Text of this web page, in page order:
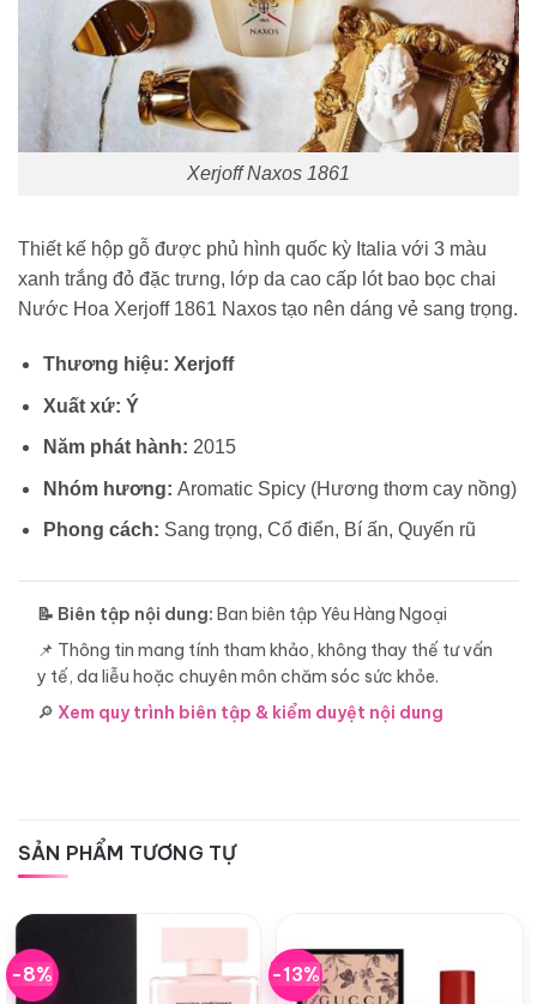
Xerjoff Naxos 1861
Thiết kế hộp gỗ được phủ hình quốc kỳ Italia với 3 màu
xanh trắng đỏ đặc trưng, lớp da cao cấp lót bao bọc chai
Nước Hoa Xerjoff 1861 Naxos tạo nên dáng vẻ sang trọng.
Thương hiệu: Xerjoff
Xuất xứ: Ý
Năm phát hành: 2015
Nhóm hương: Aromatic Spicy (Hương thơm cay nồng)
Phong cách: Sang trọng, Cổ điển, Bí ấn, Quyến rũ
📝 Biên tập nội dung: Ban biên tập Yêu Hàng Ngoại
📌 Thông tin mang tính tham khảo, không thay thế tư vấn
y tế, da liễu hoặc chuyên môn chăm sóc sức khỏe.
🔎 Xem quy trình biên tập & kiểm duyệt nội dung
SẢN PHẨM TƯƠNG TỰ
-8% -13%